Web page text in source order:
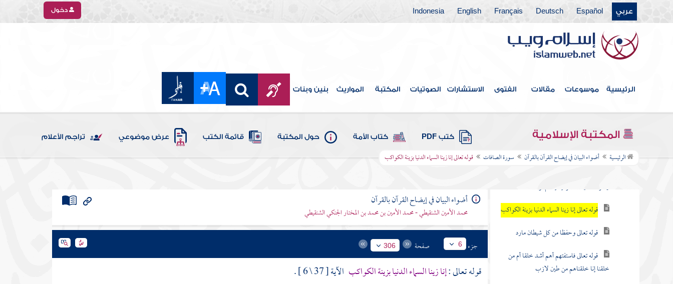
عربي Español
Deutsch
Français
English
Indonesia دخول
الرئيسية موسوعات مقالات الفتوى الاستشارات الصوتيات المكتبة المواريث بنين وبنات
المكتبة الإسلامية كتب PDF كتاب الأمة حول المكتبة قائمة الكتب عرض موضوعي تراجم الأعلام
الرئيسية أضواء البيان في إيضاح القرآن بالقرآن سورة الصافات قوله تعالى إنا زينا السماء الدنيا بزينة الكواكب
سورة الروم
سورة لقمان
سورة السجدة
سورة الأحزاب
سورة سبأ
سورة فاطر
سورة الصافات
زجرا فالتاليات ذكرا إن إلهكم لواحد
قوله تعالى إنا زينا السماء الدنيا بزينة الكواكب
قوله تعالى وحفظا من كل شيطان مارد
قوله تعالى فاستفتهم أهم أشد خلقا أم من
خلقنا إنا خلقناهم من طين لازب
أضواء البيان في إيضاح القرآن بالقرآن
محمد الأمين الشنقيطي - محمد الأمين بن محمد بن المختار الجنكي الشنقيطي
جزء 6 صفحة 306
قوله تعالى :إنا زينا السماء الدنيا بزينة الكواكب الآية [ 37 \ 6 ] .